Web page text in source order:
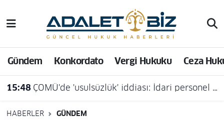
Gündem Konkordato Vergi Hukuku Ceza
15:48 ÇOMÜ'de 'usulsüzlük' iddiası: İdari personel açığa alındı
HABERLER GÜNDEM
Hava Durumu
Trafik Durumu
Süper Lig Puan Durumu ve Fikstür
Tüm Manşetler